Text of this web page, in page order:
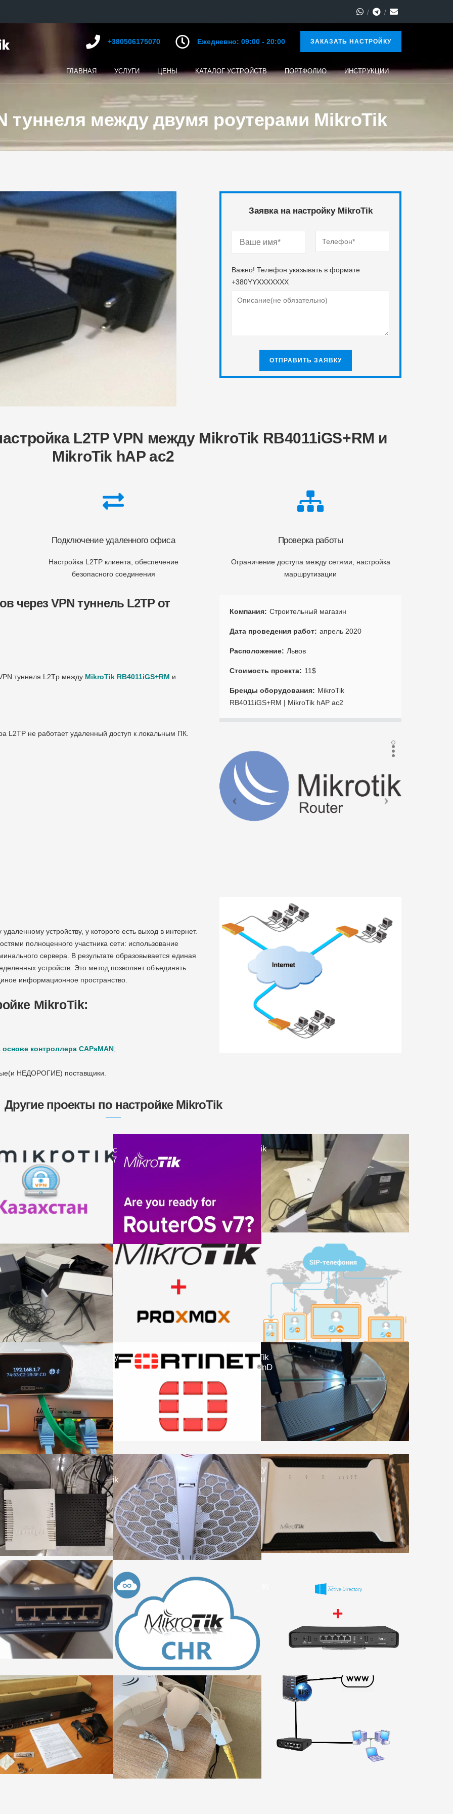
+380506175070 Ежедневно: 09:00 - 20:00 ЗАКАЗАТЬ НАСТРОЙКУ
ГЛАВНАЯ УСЛУГИ ЦЕНЫ КАТАЛОГ УСТРОЙСТВ ПОРТФОЛИО ИНСТРУКЦИИ
туннеля между двумя роутерами MikroTik
Заявка на настройку MikroTik
Важно! Телефон указывать в формате
+380YYXXXXXXX
L2TP VPN между MikroTik RB4011iGS+RM и
MikroTik hAP ac2
Подключение удаленного офиса
Настройка L2TP клиента, обеспечение
безопасного соединения
Проверка работы
Ограничение доступа между сетями, настройка
маршрутизации
через VPN туннель L2TP от
туннеля L2Tp между MikroTik RB4011iGS+RM и
L2TP не работает удаленный доступ к локальным ПК.
Компания Строительный магазин
Дата проведения работ апрель 2020
Расположение Львов
Стоимость проекта 11$
Бренды оборудования
MikroTik
RB4011iGS+RM | MikroTik hAP ac2
устройству, у которого есть выход в интернет.
полноценного участника сети: использование
сервера. В результате образовывается единая
устройств. Это метод позволяет объединять
информационное пространство.
MikroTik:
контроллера CAPsMAN;
НЕДОРОГИЕ) поставщики.
Другие проекты по настройке MikroTik
Перенос настроек MikroTik с
RouterOS v6 на RouterOS v7
ДАЛЕЕ
Настройка Starlink и MikroTik
для раздачи трафика
Proxmox VDS, установка
MikroTik CHR на выделенный
сервер
ДАЛЕЕ
Настройка SIP телефонии
ДАЛЕЕ
Настройка VPN IpSec между
Fortigate и MikroTik
ДАЛЕЕ
Перенос настроек на MikroTik
hAP ac3 RBD53iG-5HacD2HnD
Настройка беспроводного
моста между двумя MikroTik
LHG 5 ac
Настройка IpSec VPN между
MikroTik CCR1009 и Chateau
LTE12
ДАЛЕЕ
Настройка роутера MikroTik
CHR, перенос настроек
ДАЛЕЕ
Настройка доменной
авторизации в MikroTik, вход
по учетной записи AD
ДАЛЕЕ
Настройка CAPsMAN на
MikroTik LHG LTE6 kit
RBLHGR&R11e-LTE6
ДАЛЕЕ
Настройка VPN между VPS
CentOS и MikroTik hAP ac2
RBD52G-5HacD2HnD-TC
ДАЛЕЕ